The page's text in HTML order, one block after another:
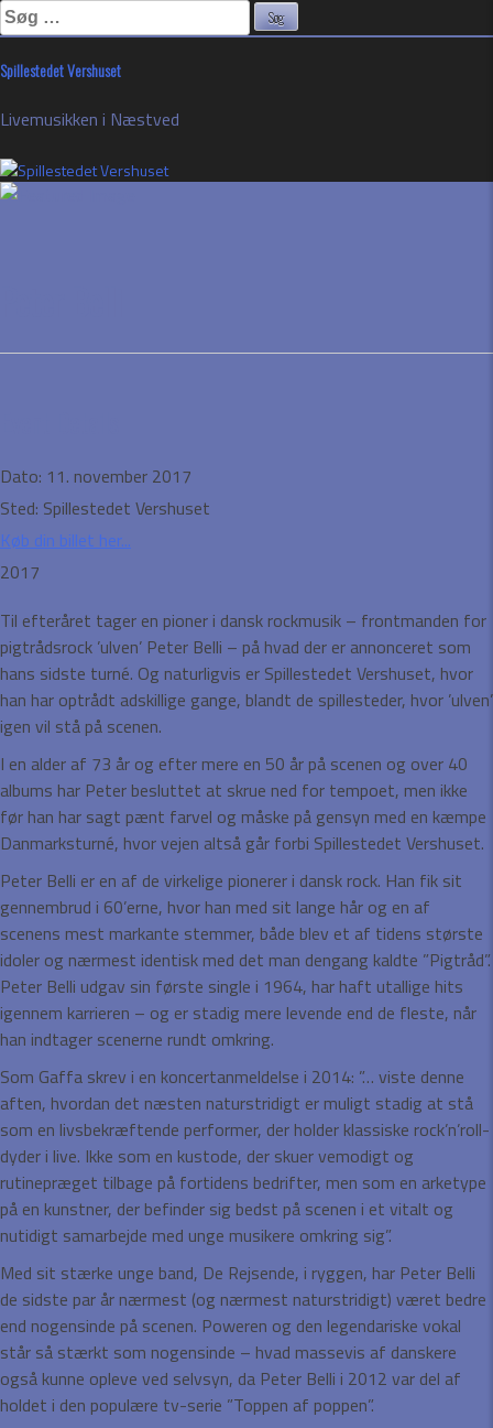
Søg
efter:
to
Spillestedet Vershuset
Livemusikken i Næstved
Dato: 11. november 2017
Sted: Spillestedet Vershuset
Køb din billet her...
2017
Til efteråret tager en pioner i dansk rockmusik – frontmanden for
pigtrådsrock ’ulven’ Peter Belli – på hvad der er annonceret som
hans sidste turné. Og naturligvis er Spillestedet Vershuset, hvor
han har optrådt adskillige gange, blandt de spillesteder, hvor ’ulven’
igen vil stå på scenen.
I en alder af 73 år og efter mere en 50 år på scenen og over 40
albums har Peter besluttet at skrue ned for tempoet, men ikke
før han har sagt pænt farvel og måske på gensyn med en kæmpe
Danmarksturné, hvor vejen altså går forbi Spillestedet Vershuset.
Peter Belli er en af de virkelige pionerer i dansk rock. Han fik sit
gennembrud i 60’erne, hvor han med sit lange hår og en af
scenens mest markante stemmer, både blev et af tidens største
idoler og nærmest identisk med det man dengang kaldte ”Pigtråd”.
Peter Belli udgav sin første single i 1964, har haft utallige hits
igennem karrieren – og er stadig mere levende end de fleste, når
han indtager scenerne rundt omkring.
Som Gaffa skrev i en koncertanmeldelse i 2014: ”… viste denne
aften, hvordan det næsten naturstridigt er muligt stadig at stå
som en livsbekræftende performer, der holder klassiske rock’n’roll-
dyder i live. Ikke som en kustode, der skuer vemodigt og
rutinepræget tilbage på fortidens bedrifter, men som en arketype
på en kunstner, der befinder sig bedst på scenen i et vitalt og
nutidigt samarbejde med unge musikere omkring sig”.
Med sit stærke unge band, De Rejsende, i ryggen, har Peter Belli
de sidste par år nærmest (og nærmest naturstridigt) været bedre
end nogensinde på scenen. Poweren og den legendariske vokal
står så stærkt som nogensinde – hvad massevis af danskere
også kunne opleve ved selvsyn, da Peter Belli i 2012 var del af
holdet i den populære tv-serie ”Toppen af poppen”.